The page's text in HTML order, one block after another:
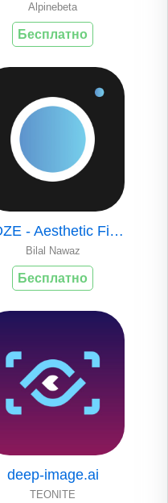
Alpinebeta
Бесплатно
OOZE - Aesthetic Filters
Bilal Nawaz
Бесплатно
deep-image.ai
TEONITE